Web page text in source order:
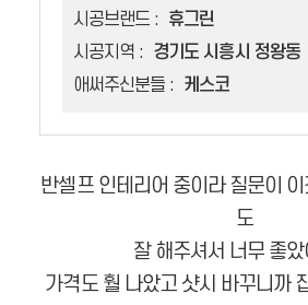
시공브랜드 :
휴그린
시공지역 :
경기도 시흥시 정왕동
애써주신분들 :
케스코
반셀프 인테리어 중이라 질문이 이
도
잘 해주셔서 너무 좋
가격도 훨 나았고 샷시 바꾸니까